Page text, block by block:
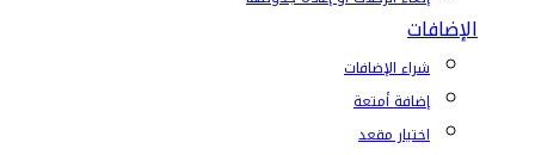
الإضافات
شراء الإضافات
إضافة أمتعة
اختيار مقعد